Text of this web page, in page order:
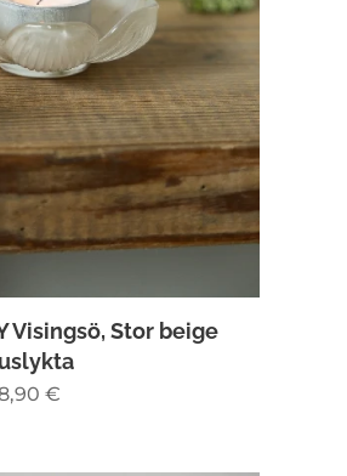
Visingsö, Stor beige
€